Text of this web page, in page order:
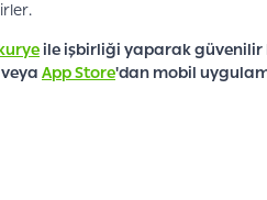
ile işbirliği yaparak güvenilir
veya App Store'dan mobil